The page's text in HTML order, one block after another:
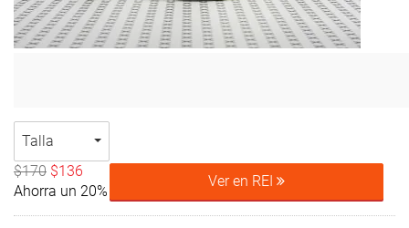
Talla
$170 $136
Ahorra un 20%
Ver en REI